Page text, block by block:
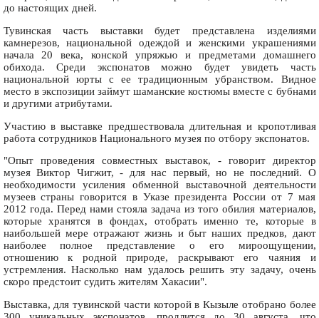
до настоящих дней.
Тувинская часть выставки будет представлена изделиями
камнерезов, национальной одеждой и женскими украшениями
начала 20 века, конской упряжью и предметами домашнего
обихода. Среди экспонатов можно будет увидеть часть
национальной юрты с ее традиционным убранством. Видное
место в экспозиции займут шаманские костюмы вместе с бубнами
и другими атрибутами.
Участию в выставке предшествовала длительная и кропотливая
работа сотрудников Национального музея по отбору экспонатов.
"Опыт проведения совместных выставок, - говорит директор
музея Виктор Чигжит, - для нас первый, но не последний. О
необходимости усиления обменной выставочной деятельности
музеев страны говорится в Указе президента России от 7 мая
2012 года. Перед нами стояла задача из того обилия материалов,
которые хранятся в фондах, отобрать именно те, которые в
наибольшей мере отражают жизнь и быт наших предков, дают
наиболее полное представление о его мироощущении,
отношению к родной природе, раскрывают его чаяния и
устремления. Насколько нам удалось решить эту задачу, очень
скоро предстоит судить жителям Хакасии".
Выставка, для тувинской части которой в Кызыле отобрано более